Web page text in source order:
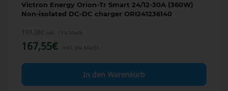
Victron Energy Orion-Tr Smart 24/12-30A (360W)
Non-isolated DC-DC charger ORI241236140
199,38€ inkl. 19% MwSt.
167,55€ inkl. 0% MwSt.
In den Warenkorb